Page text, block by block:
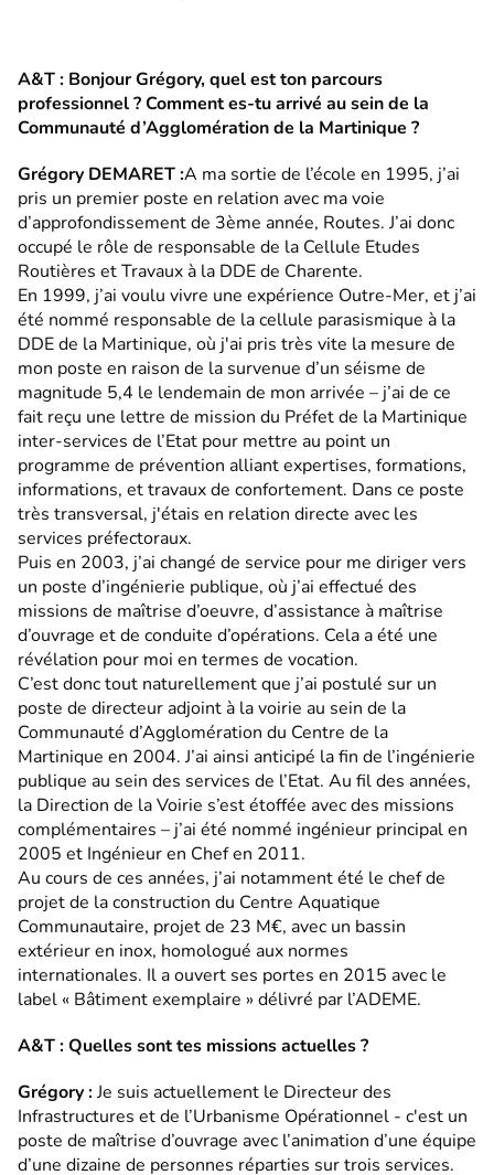
A&T : Bonjour Grégory, quel est ton parcours
professionnel ? Comment es-tu arrivé au sein de la
Communauté d’Agglomération de la Martinique ?
Grégory DEMARET :A ma sortie de l’école en 1995, j’ai
pris un premier poste en relation avec ma voie
d’approfondissement de 3ème année, Routes. J’ai donc
occupé le rôle de responsable de la Cellule Etudes
Routières et Travaux à la DDE de Charente.
En 1999, j’ai voulu vivre une expérience Outre-Mer, et j’ai
été nommé responsable de la cellule parasismique à la
DDE de la Martinique, où j'ai pris très vite la mesure de
mon poste en raison de la survenue d’un séisme de
magnitude 5,4 le lendemain de mon arrivée – j’ai de ce
fait reçu une lettre de mission du Préfet de la Martinique
inter-services de l’Etat pour mettre au point un
programme de prévention alliant expertises, formations,
informations, et travaux de confortement. Dans ce poste
très transversal, j'étais en relation directe avec les
services préfectoraux.
Puis en 2003, j’ai changé de service pour me diriger vers
un poste d’ingénierie publique, où j’ai effectué des
missions de maîtrise d’oeuvre, d’assistance à maîtrise
d’ouvrage et de conduite d’opérations. Cela a été une
révélation pour moi en termes de vocation.
C’est donc tout naturellement que j’ai postulé sur un
poste de directeur adjoint à la voirie au sein de la
Communauté d’Agglomération du Centre de la
Martinique en 2004. J’ai ainsi anticipé la fin de l’ingénierie
publique au sein des services de l’Etat. Au fil des années,
la Direction de la Voirie s’est étoffée avec des missions
complémentaires – j’ai été nommé ingénieur principal en
2005 et Ingénieur en Chef en 2011.
Au cours de ces années, j’ai notamment été le chef de
projet de la construction du Centre Aquatique
Communautaire, projet de 23 M€, avec un bassin
extérieur en inox, homologué aux normes
internationales. Il a ouvert ses portes en 2015 avec le
label « Bâtiment exemplaire » délivré par l’ADEME.
A&T : Quelles sont tes missions actuelles ?
Grégory:Je suis actuellement le Directeur des
Infrastructures et de l’Urbanisme Opérationnel - c'est un
poste de maîtrise d’ouvrage avec l’animation d’une équipe
d’une dizaine de personnes réparties sur trois services.